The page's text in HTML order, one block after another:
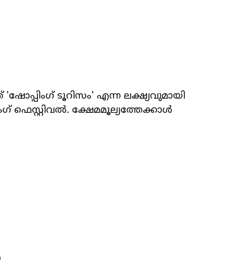
ടൂറിസം' എന്ന ലക്ഷ്യവുമായി
ഫെസ്റ്റിവൽ. ക്ഷേമമൂല്യത്തേക്കാൾ